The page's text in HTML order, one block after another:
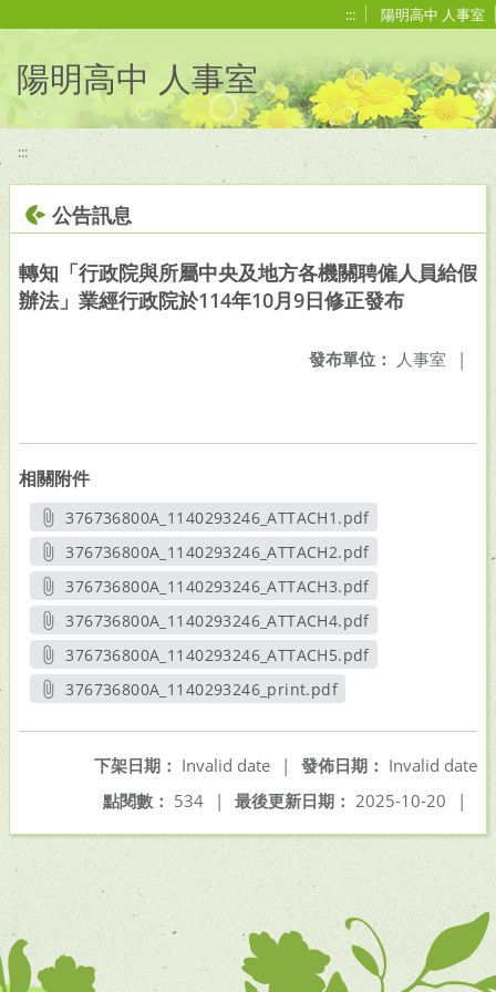
::: 陽明高中 人事室
陽明高中 人事室
:::
公告訊息
轉知「行政院與所屬中央及地方各機關聘僱人員給假
辦法」業經行政院於114年10月9日修正發布
發布單位： 人事室 |
相關附件
376736800A_1140293246_ATTACH1.pdf
另開新視窗
376736800A_1140293246_ATTACH2.pdf
另開新視窗
376736800A_1140293246_ATTACH3.pdf
另開新視窗
376736800A_1140293246_ATTACH4.pdf
另開新視窗
376736800A_1140293246_ATTACH5.pdf
另開新視窗
376736800A_1140293246_print.pdf
發佈日期： Invalid date
下架日期： Invalid date
|
最後更新日期： 2025-10-20 |
點閱數： 534 |